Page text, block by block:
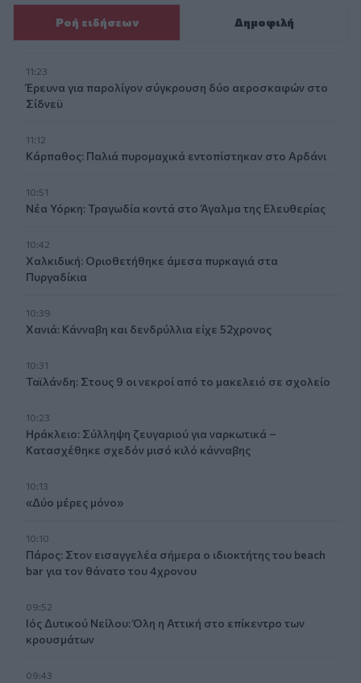
Ροή ειδήσεων Δημοφιλή
11:23
Έρευνα για παρολίγον σύγκρουση δύο αεροσκαφών στο
Σίδνεϋ
11:12
Κάρπαθος: Παλιά πυρομαχικά εντοπίστηκαν στο Αρδάνι
10:51
Νέα Υόρκη: Τραγωδία κοντά στο Άγαλμα της Ελευθερίας
10:42
Χαλκιδική: Οριοθετήθηκε άμεσα πυρκαγιά στα
Πυργαδίκια
10:39
Χανιά: Κάνναβη και δενδρύλλια είχε 52χρονος
10:31
Ταϊλάνδη: Στους 9 οι νεκροί από το μακελειό σε σχολείο
10:23
Ηράκλειο: Σύλληψη ζευγαριού για ναρκωτικά –
Κατασχέθηκε σχεδόν μισό κιλό κάνναβης
10:13
«Δύο μέρες μόνο»
10:10
Πάρος: Στον εισαγγελέα σήμερα ο ιδιοκτήτης του beach
bar για τον θάνατο του 4χρονου
09:52
Ιός Δυτικού Νείλου: Όλη η Αττική στο επίκεντρο των
κρουσμάτων
09:43